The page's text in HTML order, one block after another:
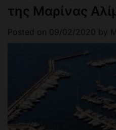
της Μαρίνας
Posted on 09/02/2020 by